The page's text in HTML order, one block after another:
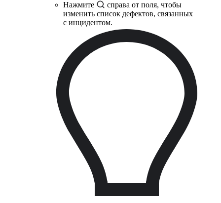
Нажмите
справа от поля, чтобы
изменить список дефектов, связанных
с инцидентом.